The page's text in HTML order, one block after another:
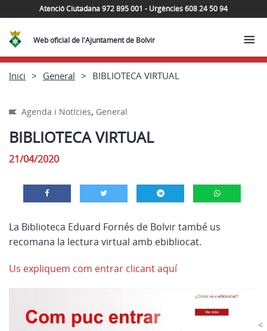
Atenció Ciutadana 972 895 001 - Urgències 608 24 50 94
Web oficial de l'Ajuntament de Bolvir
Inici General BIBLIOTECA VIRTUAL
Agenda i Notícies, General
BIBLIOTECA VIRTUAL
21/04/2020
La Biblioteca Eduard Fornés de Bolvir també us
recomana la lectura virtual amb ebibliocat.
Us expliquem com entrar clicant aquí
<